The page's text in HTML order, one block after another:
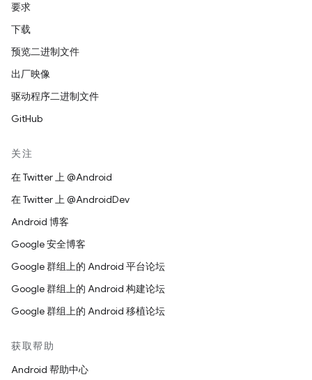
要求
下载
预览二进制文件
出厂映像
驱动程序二进制文件
GitHub
关注
在 Twitter 上 @Android
在 Twitter 上 @AndroidDev
Android 博客
Google 安全博客
Google 群组上的 Android 平台论坛
Google 群组上的 Android 构建论坛
Google 群组上的 Android 移植论坛
获取帮助
Android 帮助中心